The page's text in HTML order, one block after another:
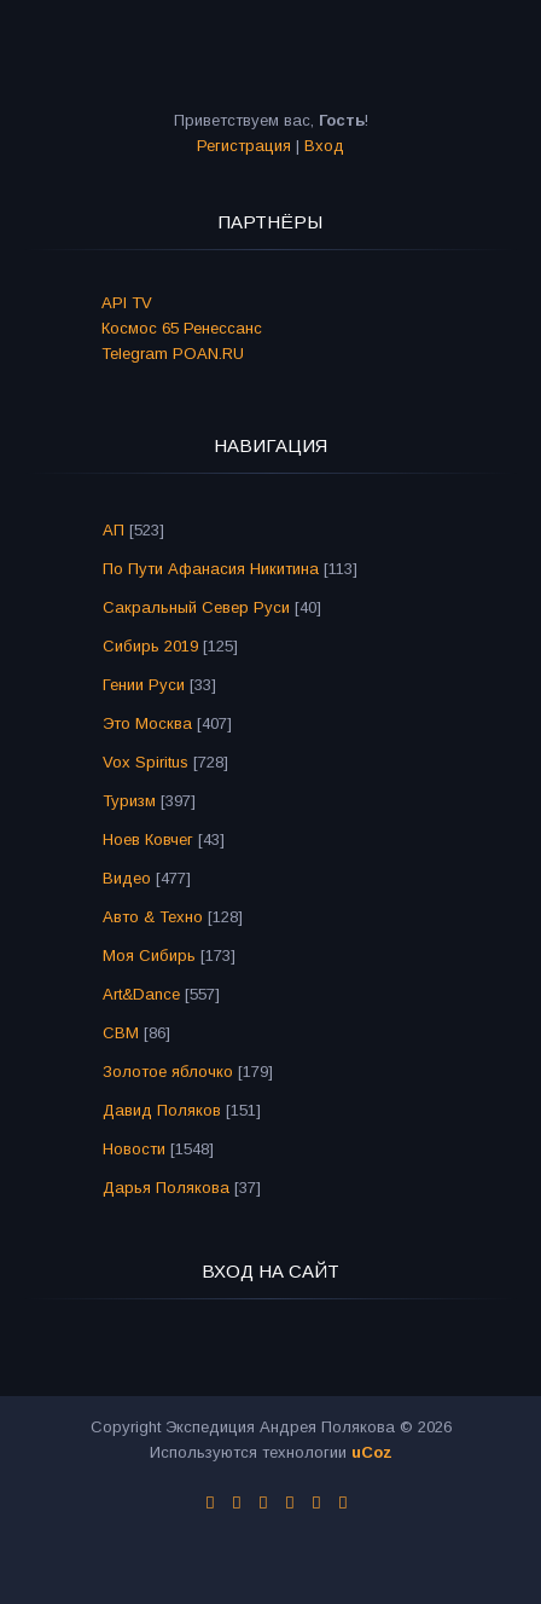
Приветствуем вас, Гость!
Регистрация | Вход
ПАРТНЁРЫ
API TV
Космос 65 Ренессанс
Telegram POAN.RU
НАВИГАЦИЯ
АП [523]
По Пути Афанасия Никитина [113]
Сакральный Север Руси [40]
Сибирь 2019 [125]
Гении Руси [33]
Это Москва [407]
Vox Spiritus [728]
Туризм [397]
Ноев Ковчег [43]
Видео [477]
Авто & Техно [128]
Моя Сибирь [173]
Art&Dance [557]
СВМ [86]
Золотое яблочко [179]
Давид Поляков [151]
Новости [1548]
Дарья Полякова [37]
ВХОД НА САЙТ
Copyright Экспедиция Андрея Полякова © 2026
Используются технологии uCoz